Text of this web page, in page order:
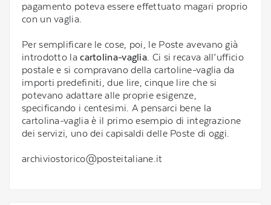
pagamento poteva essere effettuato magari proprio
con un vaglia.
Per semplificare le cose, poi, le Poste avevano già
introdotto lacartolina-vaglia. Ci si recava all’ufficio
postale e si compravano della cartoline-vaglia da
importi predefiniti, due lire, cinque lire che si
potevano adattare alle proprie esigenze,
specificando i centesimi. A pensarci bene la
cartolina-vaglia è il primo esempio di integrazione
dei servizi, uno dei capisaldi delle Poste di oggi.
archiviostorico@posteitaliane.it